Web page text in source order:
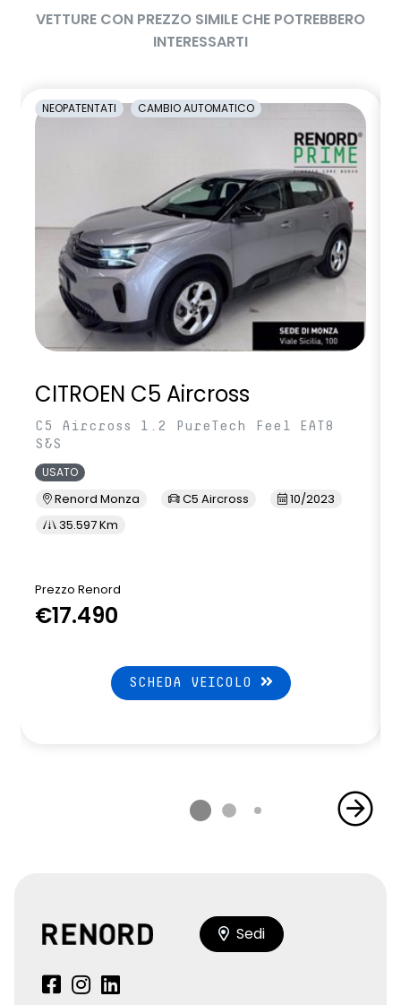
VETTURE CON PREZZO SIMILE CHE POTREBBERO
INTERESSARTI
NEOPATENTATI CAMBIO AUTOMATICO
CITROEN C5 Aircross
C5 Aircross 1.2 PureTech Feel EAT8
S&S
USATO
Renord Monza C5 Aircross
10/2023
35.597 Km
Prezzo Renord
€17.490
SCHEDA VEICOLO
Sedi